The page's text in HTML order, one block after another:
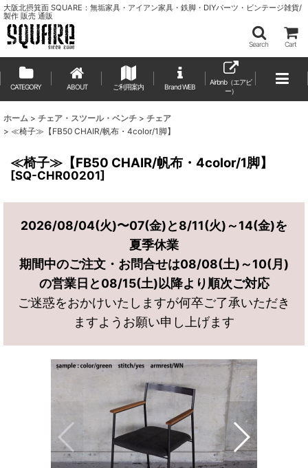
大阪北摂箕面 SQUARE：無垢家具・アイアン家具・鉄脚・DIYパーツ・ビンテージ雑貨/
製作 販売 通販
Search Cart
CATEGORY ABOUT ご利用案内
Airbnb（エアビ
ー）
ホーム > チェア・スツール・ベンチ > チェア
> ≪椅子≫【FB50 CHAIR/帆布・4color/1脚】
≪椅子≫【FB50 CHAIR/帆布・4color/1脚】
[SQ-CHR00201]
2026/08/04(火)〜07(金)と8/11(火)～14(金)を
夏季休業
期間中のご注文・お問合せは08/08(土)～10(月)
の営業日と08/15(土)以降より順次ご対応
ご迷惑をおかけいたしますが何卒ご了承いただき
ますようお願い申し上げます